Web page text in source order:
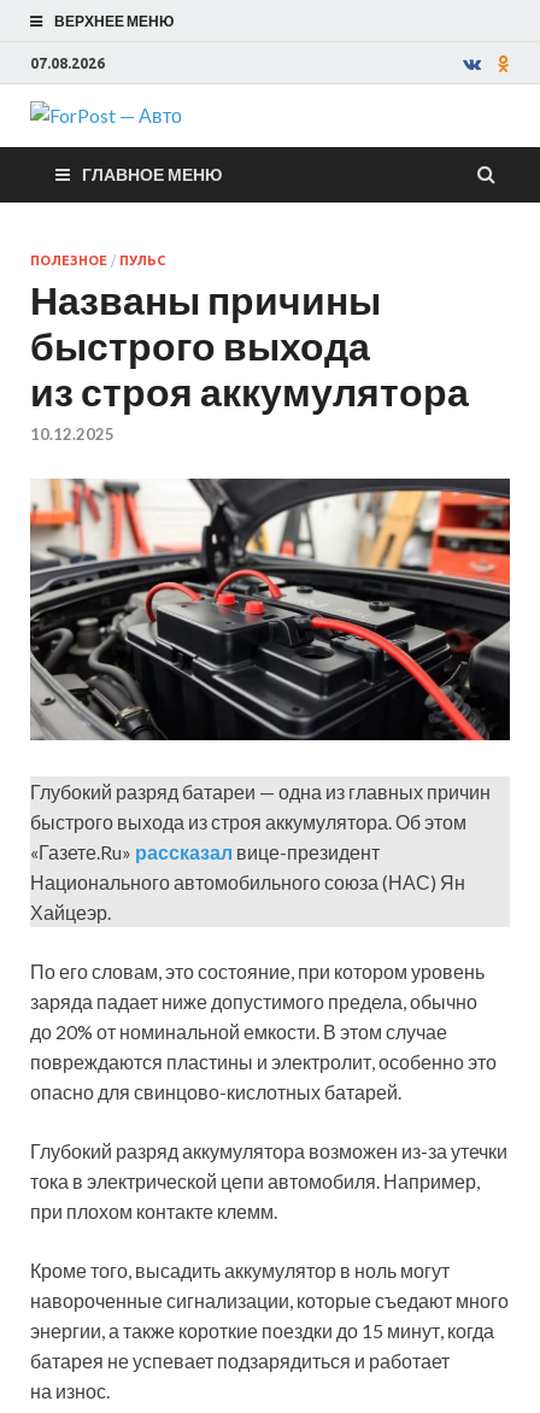
ВЕРХНЕЕ МЕНЮ
07.08.2026
ForPost —
Авто
ГЛАВНОЕ МЕНЮ
ПОЛЕЗНОЕ / ПУЛЬС
Названы причины
быстрого выхода
из строя аккумулятора
10.12.2025
Глубокий разряд батареи — одна из главных причин
быстрого выхода из строя аккумулятора. Об этом
«Газете.Ru» рассказал вице-президент
Национального автомобильного союза (НАС) Ян
Хайцеэр.
По его словам, это состояние, при котором уровень
заряда падает ниже допустимого предела, обычно
до 20% от номинальной емкости. В этом случае
повреждаются пластины и электролит, особенно это
опасно для свинцово-кислотных батарей.
Глубокий разряд аккумулятора возможен из-за утечки
тока в электрической цепи автомобиля. Например,
при плохом контакте клемм.
Кроме того, высадить аккумулятор в ноль могут
навороченные сигнализации, которые съедают много
энергии, а также короткие поездки до 15 минут, когда
батарея не успевает подзарядиться и работает
на износ.